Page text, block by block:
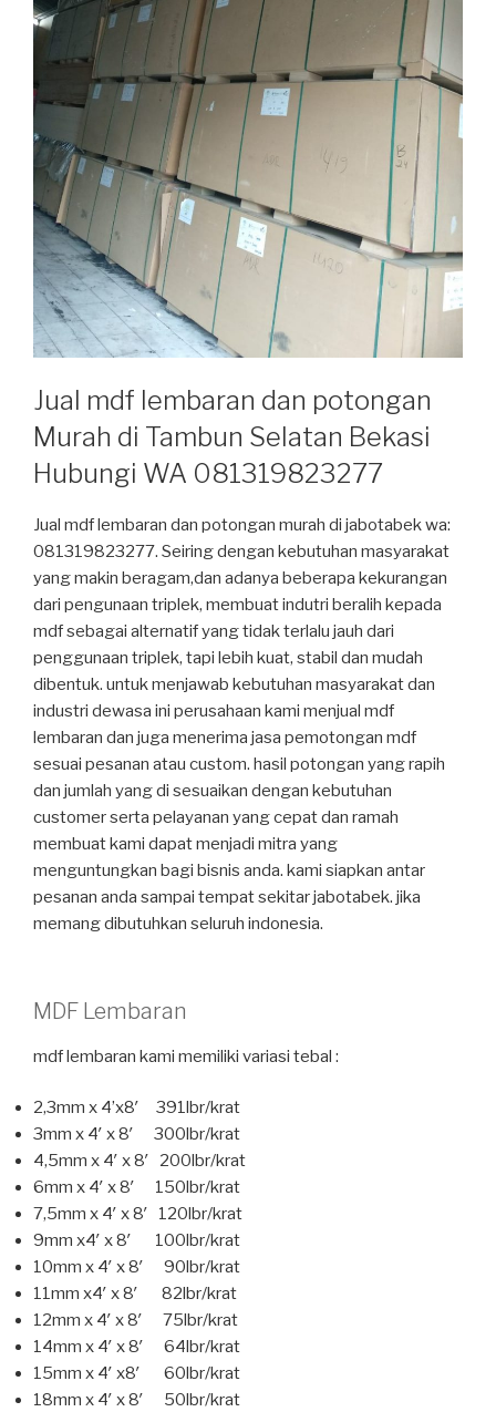
Jual mdf lembaran dan potongan
Murah di Tambun Selatan Bekasi
Hubungi WA 081319823277
Jual mdf lembaran dan potongan murah di jabotabek wa:
081319823277. Seiring dengan kebutuhan masyarakat
yang makin beragam,dan adanya beberapa kekurangan
dari pengunaan triplek, membuat indutri beralih kepada
mdf sebagai alternatif yang tidak terlalu jauh dari
penggunaan triplek, tapi lebih kuat, stabil dan mudah
dibentuk. untuk menjawab kebutuhan masyarakat dan
industri dewasa ini perusahaan kami menjual mdf
lembaran dan juga menerima jasa pemotongan mdf
sesuai pesanan atau custom. hasil potongan yang rapih
dan jumlah yang di sesuaikan dengan kebutuhan
customer serta pelayanan yang cepat dan ramah
membuat kami dapat menjadi mitra yang
menguntungkan bagi bisnis anda. kami siapkan antar
pesanan anda sampai tempat sekitar jabotabek. jika
memang dibutuhkan seluruh indonesia.
MDF Lembaran
mdf lembaran kami memiliki variasi tebal :
2,3mm x 4’x8′ 391lbr/krat
3mm x 4′ x 8′ 300lbr/krat
4,5mm x 4′ x 8′ 200lbr/krat
6mm x 4′ x 8′ 150lbr/krat
7,5mm x 4′ x 8′ 120lbr/krat
9mm x4′ x 8′ 100lbr/krat
10mm x 4′ x 8′ 90lbr/krat
11mm x4′ x 8′ 82lbr/krat
12mm x 4′ x 8′ 75lbr/krat
14mm x 4′ x 8′ 64lbr/krat
15mm x 4′ x8′ 60lbr/krat
18mm x 4′ x 8′ 50lbr/krat